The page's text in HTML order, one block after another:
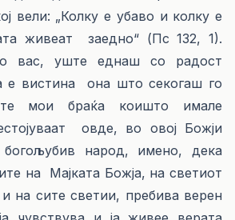
вели: „Колку е убаво и колку е
живеат заедно“ (Пс 132, 1).
вас, уште еднаш со радост
е вистина она што секогаш го
мои браќа коишто имале
овде, во овој Божји
народ, имено, дека
на Мајката Божја, на светиот
на сите светии, пребива верен